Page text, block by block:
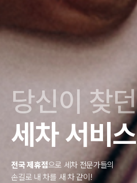
당신이 찾던
세차 서비스
전국 제휴점으로 세차 전문가들의
손길로 내 차를 새 차 같이!